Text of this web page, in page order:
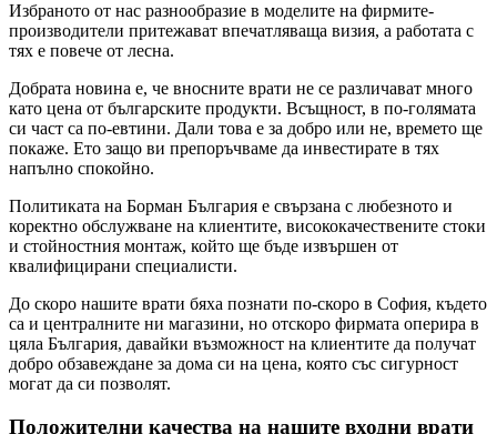
Избраното от нас разнообразие в моделите на фирмите-
производители притежават впечатляваща визия, а работата с
тях е повече от лесна.
Добрата новина е, че вносните врати не се различават много
като цена от българските продукти. Всъщност, в по-голямата
си част са по-евтини. Дали това е за добро или не, времето ще
покаже. Ето защо ви препоръчваме да инвестирате в тях
напълно спокойно.
Политиката на Борман България е свързана с любезното и
коректно обслужване на клиентите, висококачествените стоки
и стойностния монтаж, който ще бъде извършен от
квалифицирани специалисти.
До скоро нашите врати бяха познати по-скоро в София, където
са и централните ни магазини, но отскоро фирмата оперира в
цяла България, давайки възможност на клиентите да получат
добро обзавеждане за дома си на цена, която със сигурност
могат да си позволят.
Положителни качества на нашите входни врати